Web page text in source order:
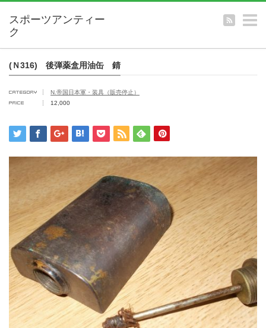
(Ｎ316) 後弾薬盒用油缶 錆
N.帝国日本軍・装具（販売停止）
12,000